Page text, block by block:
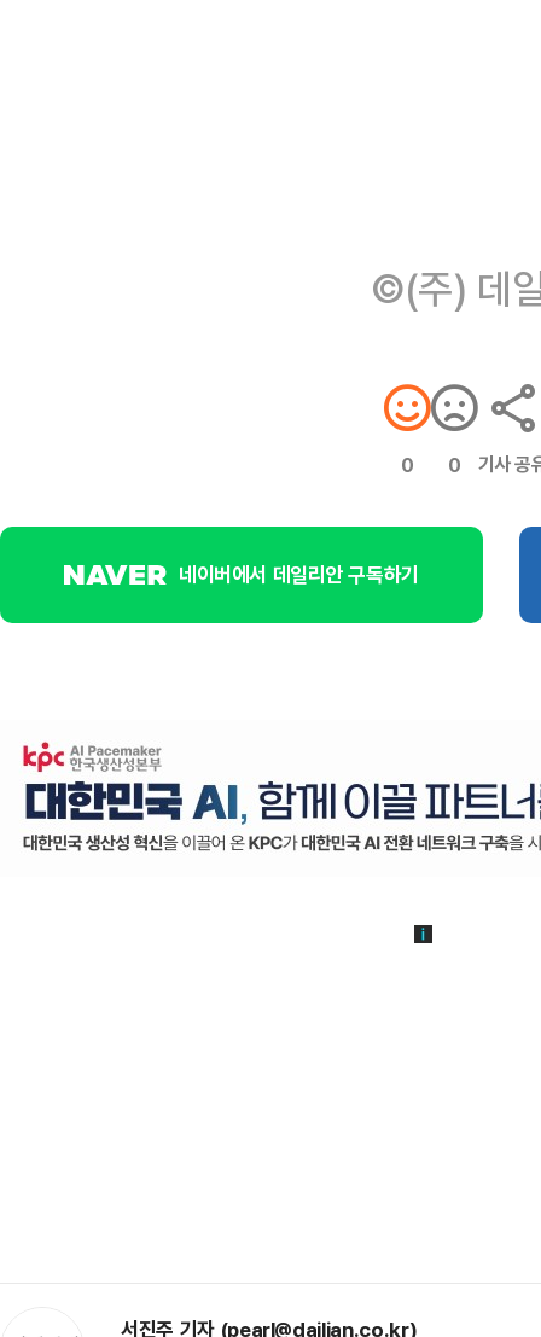
©(주) 데
0 0 기사 공
네이버에서 데일리안 구독하기
서진주 기자 (pearl@dailian.co.kr)